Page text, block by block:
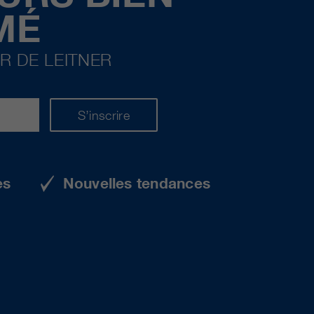
DE LEITNER
S’inscrire
Nouvelles tendances